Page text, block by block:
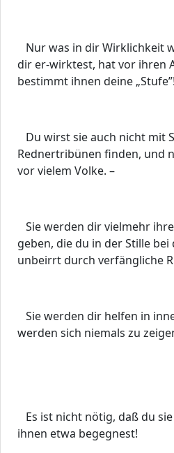
Nur was in dir Wirklichkeit
dir er-wirktest, hat vor ihren
bestimmt ihnen deine
Du wirst sie auch nicht mit
Rednertribünen finden, und
vor vielem Volke. –
Sie werden dir vielmehr
geben, die du in der Stille
unbeirrt durch verfängliche
Sie werden dir helfen in
werden sich niemals zu
Es ist nicht nötig, daß du
ihnen etwa begegnest!